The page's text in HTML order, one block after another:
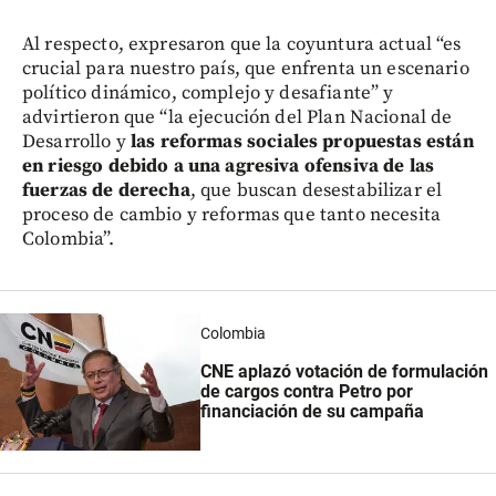
Al respecto, expresaron que la coyuntura actual “es
crucial para nuestro país, que enfrenta un escenario
político dinámico, complejo y desafiante” y
advirtieron que “la ejecución del Plan Nacional de
Desarrollo ylas reformas sociales propuestas están
en riesgo debido a una agresiva ofensiva de las
fuerzas de derecha, que buscan desestabilizar el
proceso de cambio y reformas que tanto necesita
Colombia”.
Colombia
CNE aplazó votación de formulación
de cargos contra Petro por
financiación de su campaña